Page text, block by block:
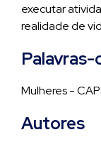
executar
realidade de
Palavras-
Mulheres -
Autores